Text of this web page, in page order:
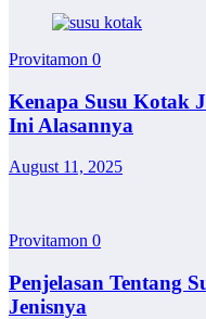
Provitamon 0
Kenapa Susu Kotak
Ini Alasannya
August 11, 2025
Provitamon 0
Penjelasan Tentang
Jenisnya